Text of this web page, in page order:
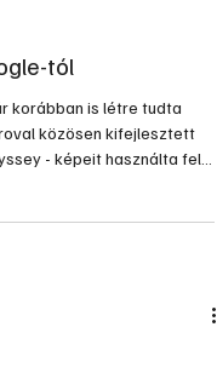
tól
korábban is létre tudta
közösen kifejlesztett
- képeit használta fel,